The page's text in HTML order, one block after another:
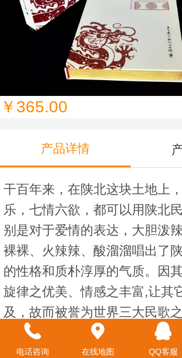
陕北民歌非遗剪纸
￥365.00
产品详情
干百年来，在陕北这块土地上
乐，七情六欲，都可以用陕北
别是对于爱情的表达，大胆泼
裸裸、火辣辣、酸溜溜唱出了
的性格和质朴淳厚的气质。因
旋律之优美、情感之丰富,让其
及，故而被誉为世界三大民歌之
产品名称： 陕北民歌非遗剪纸
包装尺寸：
电话咨询 在线地图 QQ客服